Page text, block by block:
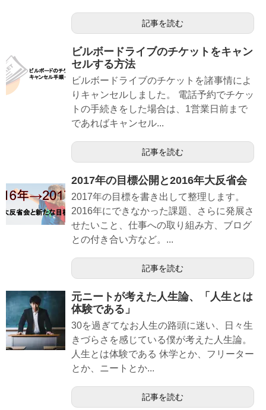
記事を読む
ビルボードライブのチケットをキャン
セルする方法
ビルボードライブのチケットを諸事情によ
りキャンセルしました。 電話予約でチケッ
トの手続きをした場合は、1営業日前まで
であればキャンセル...
記事を読む
2017年の目標公開と2016年大反省会
2017年の目標を書き出して整理します。
2016年にできなかった課題、さらに発展さ
せたいこと、仕事への取り組み方、ブログ
との付き合い方など。...
記事を読む
元ニートが考えた人生論、「人生とは
体験である」
30を過ぎてなお人生の路頭に迷い、日々生
きづらさを感じている僕が考えた人生論。
人生とは体験である 休学とか、フリーター
とか、ニートとか...
記事を読む